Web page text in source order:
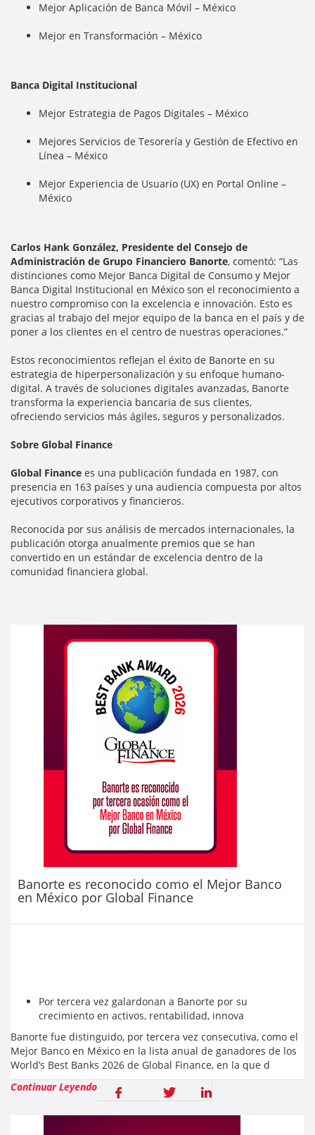
Mejor Aplicación de Banca Móvil – México
Mejor en Transformación – México
Banca Digital Institucional
Mejor Estrategia de Pagos Digitales – México
Mejores Servicios de Tesorería y Gestión de Efectivo en
Línea – México
Mejor Experiencia de Usuario (UX) en Portal Online –
México
Carlos Hank González, Presidente del Consejo de
Administración de Grupo Financiero Banorte, comentó: “Las
distinciones como Mejor Banca Digital de Consumo y Mejor
Banca Digital Institucional en México son el reconocimiento a
nuestro compromiso con la excelencia e innovación. Esto es
gracias al trabajo del mejor equipo de la banca en el país y de
poner a los clientes en el centro de nuestras operaciones.”
Estos reconocimientos reflejan el éxito de Banorte en su
estrategia de hiperpersonalización y su enfoque humano-
digital. A través de soluciones digitales avanzadas, Banorte
transforma la experiencia bancaria de sus clientes,
ofreciendo servicios más ágiles, seguros y personalizados.
Sobre Global Finance
Global Finance es una publicación fundada en 1987, con
presencia en 163 países y una audiencia compuesta por altos
ejecutivos corporativos y financieros.
Reconocida por sus análisis de mercados internacionales, la
publicación otorga anualmente premios que se han
convertido en un estándar de excelencia dentro de la
comunidad financiera global.
Banorte es reconocido como el Mejor Banco
en México por Global Finance
Por tercera vez galardonan a Banorte por su
crecimiento en activos, rentabilidad, innova
Banorte fue distinguido, por tercera vez consecutiva, como el
Mejor Banco en México en la lista anual de ganadores de los
World’s Best Banks 2026 de Global Finance, en la que d
Continuar Leyendo